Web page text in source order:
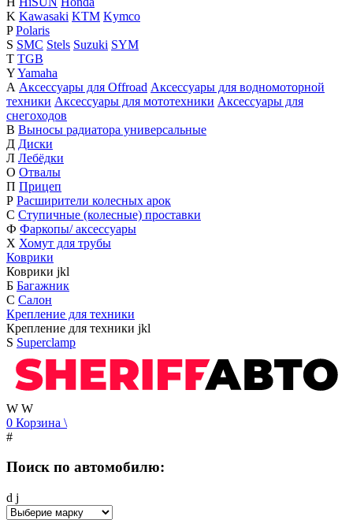
K Kawasaki KTM Kymco
P Polaris
S SMC Stels Suzuki SYM
T TGB
YYamaha
А Аксессуары для Offroad Аксессуары для водномоторной
техники Аксессуары для мототехники Аксессуары для
снегоходов
В Выносы радиатора универсальные
Д Диски
Л Лебёдки
О Отвалы
П Прицеп
Р Расширители колесных арок
С Ступичные (колесные) проставки
Ф Фаркопы/ аксессуары
Х Хомут для трубы
Коврики
Коврики jkl
Б Багажник
С Салон
Крепление для техники
Крепление для техники jkl
S Superclamp
W W
0 Корзина \
#
Поиск по автомобилю:
d j